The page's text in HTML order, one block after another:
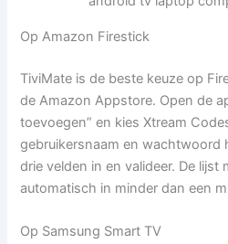
Op Amazon Firestick
TiviMate is de beste keuze op
de Amazon Appstore. Open de
toevoegen” en kies Xtream
gebruikersnaam en wachtwoord
drie velden in en valideer. De lijst
automatisch in minder dan een
Op Samsung Smart TV